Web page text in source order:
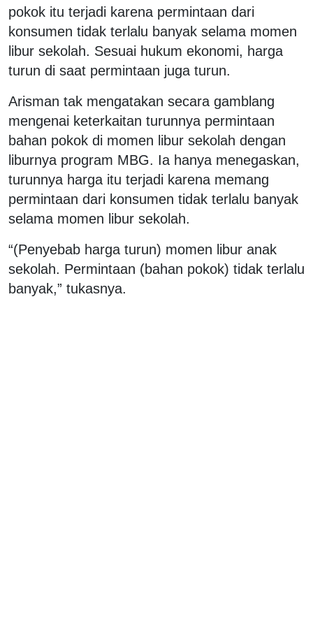
pokok itu terjadi karena permintaan dari
konsumen tidak terlalu banyak selama momen
libur sekolah. Sesuai hukum ekonomi, harga
turun di saat permintaan juga turun.
Arisman tak mengatakan secara gamblang
mengenai keterkaitan turunnya permintaan
bahan pokok di momen libur sekolah dengan
liburnya program MBG. Ia hanya menegaskan,
turunnya harga itu terjadi karena memang
permintaan dari konsumen tidak terlalu banyak
selama momen libur sekolah.
“(Penyebab harga turun) momen libur anak
sekolah. Permintaan (bahan pokok) tidak terlalu
banyak,” tukasnya.